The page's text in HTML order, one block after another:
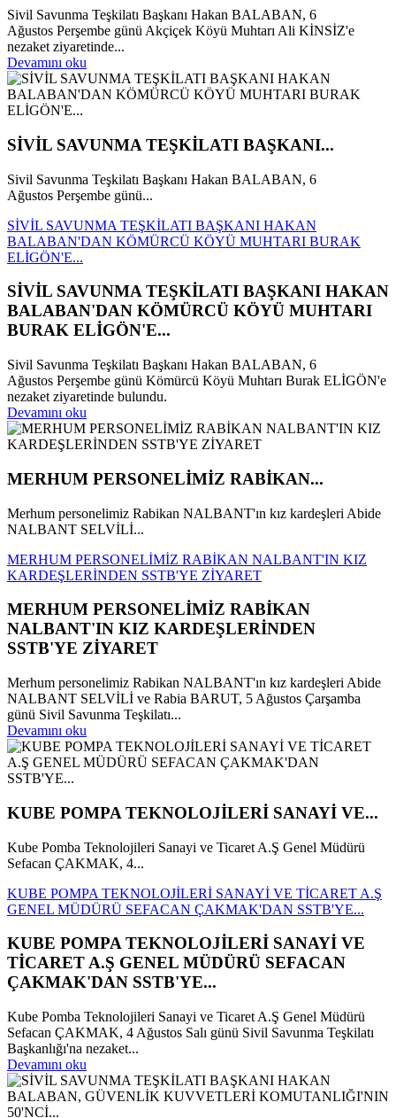
Sivil Savunma Teşkilatı Başkanı Hakan BALABAN, 6
Ağustos Perşembe günü Akçiçek Köyü Muhtarı Ali KİNSİZ'e
nezaket ziyaretinde...
Devamını oku
SİVİL SAVUNMA TEŞKİLATI BAŞKANI...
Sivil Savunma Teşkilatı Başkanı Hakan BALABAN, 6
Ağustos Perşembe günü...
SİVİL SAVUNMA TEŞKİLATI BAŞKANI HAKAN
BALABAN'DAN KÖMÜRCÜ KÖYÜ MUHTARI BURAK
ELİGÖN'E...
SİVİL SAVUNMA TEŞKİLATI BAŞKANI HAKAN
BALABAN'DAN KÖMÜRCÜ KÖYÜ MUHTARI
BURAK ELİGÖN'E...
Sivil Savunma Teşkilatı Başkanı Hakan BALABAN, 6
Ağustos Perşembe günü Kömürcü Köyü Muhtarı Burak ELİGÖN'e
nezaket ziyaretinde bulundu.
Devamını oku
MERHUM PERSONELİMİZ RABİKAN...
Merhum personelimiz Rabikan NALBANT'ın kız kardeşleri Abide
NALBANT SELVİLİ...
MERHUM PERSONELİMİZ RABİKAN NALBANT'IN KIZ
KARDEŞLERİNDEN SSTB'YE ZİYARET
MERHUM PERSONELİMİZ RABİKAN
NALBANT'IN KIZ KARDEŞLERİNDEN
SSTB'YE ZİYARET
Merhum personelimiz Rabikan NALBANT'ın kız kardeşleri Abide
NALBANT SELVİLİ ve Rabia BARUT, 5 Ağustos Çarşamba
günü Sivil Savunma Teşkilatı...
Devamını oku
KUBE POMPA TEKNOLOJİLERİ SANAYİ VE...
Kube Pomba Teknolojileri Sanayi ve Ticaret A.Ş Genel Müdürü
Sefacan ÇAKMAK, 4...
KUBE POMPA TEKNOLOJİLERİ SANAYİ VE TİCARET A.Ş
GENEL MÜDÜRÜ SEFACAN ÇAKMAK'DAN SSTB'YE...
KUBE POMPA TEKNOLOJİLERİ SANAYİ VE
TİCARET A.Ş GENEL MÜDÜRÜ SEFACAN
ÇAKMAK'DAN SSTB'YE...
Kube Pomba Teknolojileri Sanayi ve Ticaret A.Ş Genel Müdürü
Sefacan ÇAKMAK, 4 Ağustos Salı günü Sivil Savunma Teşkilatı
Başkanlığı'na nezaket...
Devamını oku